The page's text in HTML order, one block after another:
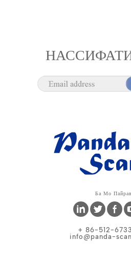
Ба Мо
+ 86-512-
info@panda-